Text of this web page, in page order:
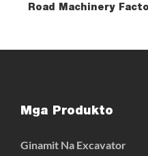
Road Machinery
Mga Produkto
Ginamit Na Excavator